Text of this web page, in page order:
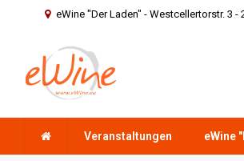
eWine "Der Laden" - Westcellertorstr. 3 -
Veranstaltungen eWine